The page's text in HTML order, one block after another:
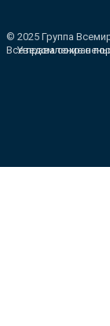
© 2025 Группа
Все права
Уведомление о